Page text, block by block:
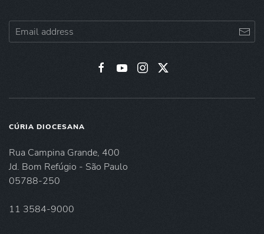
CÚRIA DIOCESANA
Rua Campina Grande, 400
Jd. Bom Refúgio - São Paulo
05788-250
11 3584-9000